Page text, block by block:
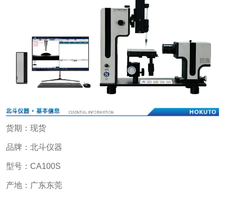
货期：现货
品牌：北斗仪器
型号：CA100S
产地：广东东莞